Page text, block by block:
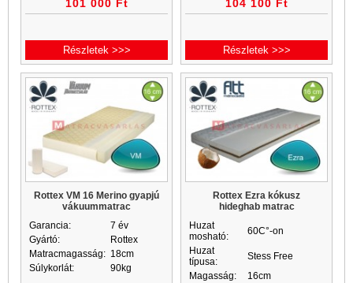
képes biztosítani az
101 000 Ft
Részletek >>>
matracmagban elhelyezett 2 db
104 100 Ft
Részletek >>>
Rottex VM 16 Merino gyapjú
vákuummatrac
Garancia:
7 év
Gyártó:
Rottex
Matracmagasság: 18cm
Súlykorlát:
90kg
Rottex Ezra kókusz
hideghab matrac
Huzat
mosható:
60C°-on
Huzat
típusa:
Stess Free
Magasság:
16cm